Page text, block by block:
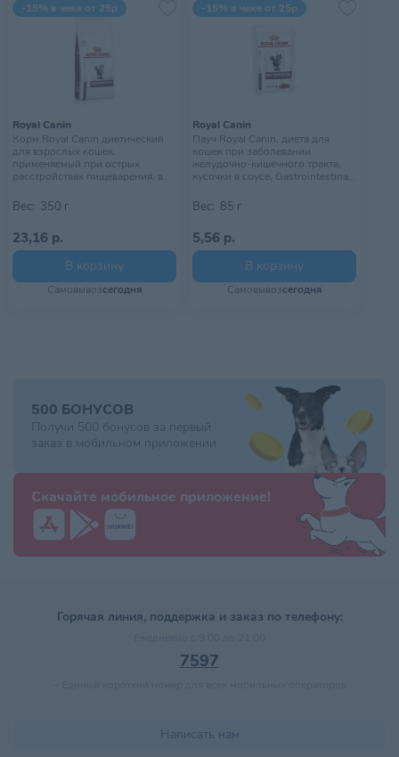
-15% в чеке от 25р
Royal Canin
Корм Royal Canin диетический
для взрослых кошек,
применяемый при острых
расстройствах пищеварения, в
при истощении. Ветеринарная
диета, Gastrointestinal, 350 г
Вес: 350 г
23,16 р.
В корзину
Самовывозсегодня
-15% в чеке от 25р
Royal Canin
Пауч Royal Canin, диета для
кошек при заболевании
желудочно-кишечного тракта,
кусочки в соусе, Gastrointestinal,
Вес: 85 г
5,56 р.
В корзину
Самовывозсегодня
500 БОНУСОВ
Получи 500 бонусов за первый
заказ в мобильном приложении
Скачайте мобильное приложение!
Горячая линия, поддержка и заказ по телефону:
7597
Написать нам